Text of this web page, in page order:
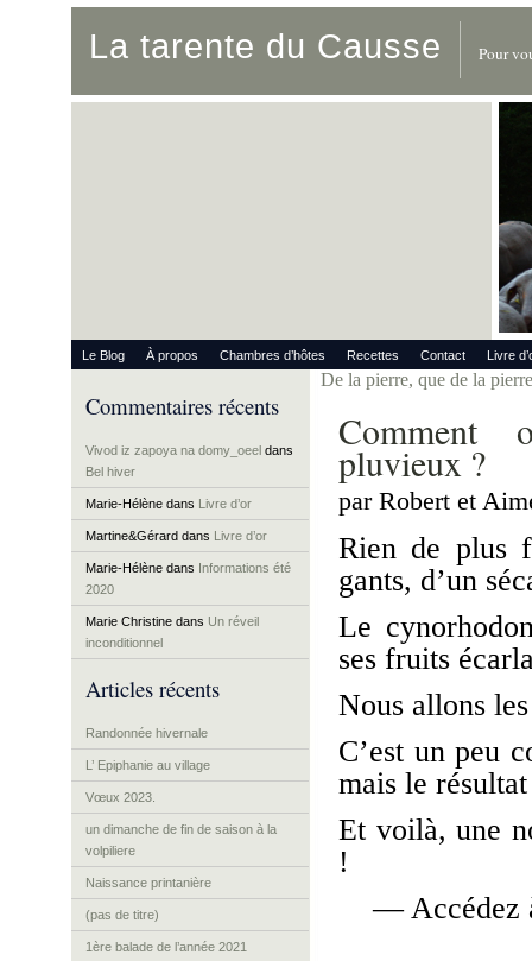
La tarente du Causse Pour
Le Blog À propos Chambres d’hôtes Recettes Contact Livre
Commentaires récents
Vivod iz zapoya na domy_oeel dans
Bel hiver
Marie-Hélène dans Livre d’or
Martine&Gérard dans Livre d’or
Marie-Hélène dans Informations été
2020
Marie Christine dans Un réveil
inconditionnel
Articles récents
Randonnée hivernale
L’ Epiphanie au village
Vœux 2023.
un dimanche de fin de saison à la
volpiliere
Naissance printanière
(pas de titre)
1ère balade de l’année 2021
De la pierre, que de la
Comment
pluvieux ?
par Robert et
Rien de plus
gants, d’un
Le
ses fruits
Nous allons
C’est un peu
mais le
Et voilà, une
!
— Accédez